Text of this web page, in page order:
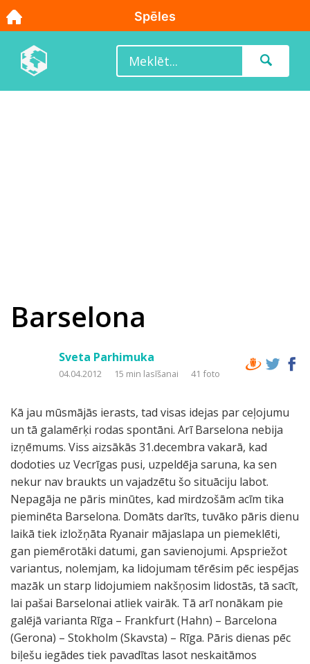
Barselona
Sveta Parhimuka
04.04.2012 15 min lasīšanai 41 foto
Kā jau mūsmājās ierasts, tad visas idejas par ceļojumu
un tā galamērķi rodas spontāni. Arī Barselona nebija
izņēmums. Viss aizsākās 31.decembra vakarā, kad
dodoties uz Vecrīgas pusi, uzpeldēja saruna, ka sen
nekur nav braukts un vajadzētu šo situāciju labot.
Nepagāja ne pāris minūtes, kad mirdzošām acīm tika
pieminēta Barselona. Domāts darīts, tuvāko pāris dienu
laikā tiek izložņāta Ryanair mājaslapa un piemeklēti,
gan piemērotāki datumi, gan savienojumi. Apspriežot
variantus, nolemjam, ka lidojumam tērēsim pēc iespējas
mazāk un starp lidojumiem nakšņosim lidostās, tā sacīt,
lai pašai Barselonai atliek vairāk. Tā arī nonākam pie
galējā varianta Rīga – Frankfurt (Hahn) – Barcelona
(Gerona) – Stokholm (Skavsta) – Rīga. Pāris dienas pēc
biļešu iegādes tiek pavadītas lasot neskaitāmos